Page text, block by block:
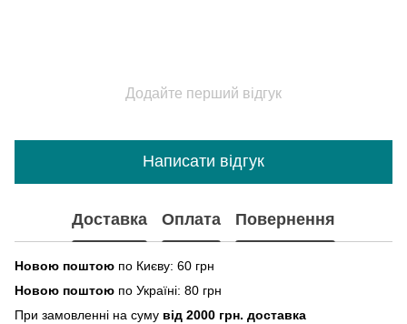
Додайте перший відгук
Написати відгук
Доставка Оплата Повернення
Новою поштою по Києву: 60 грн
Новою поштою по Україні: 80 грн
При замовленні на суму від 2000 грн. доставка